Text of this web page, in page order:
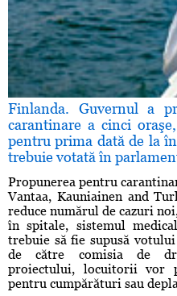
Finlanda. Guvernul a
carantinare a cinci
pentru prima dată de la
trebuie votată în
Propunerea pentru
Vantaa, Kauniainen and
reduce numărul de cazuri
în spitale, sistemul
trebuie să fie supusă
de către comisia de
proiectului, locuitorii vor
pentru cumpărături sau